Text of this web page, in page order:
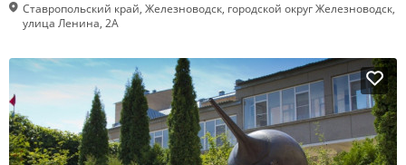
Ставропольский край, Железноводск, городской округ Железноводск,
улица Ленина, 2А